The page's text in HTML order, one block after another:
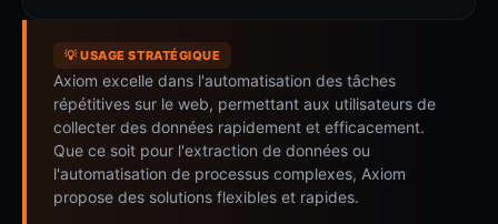
💡 USAGE STRATÉGIQUE
Axiom excelle dans l'automatisation des tâches
répétitives sur le web, permettant aux utilisateurs de
collecter des données rapidement et efficacement.
Que ce soit pour l'extraction de données ou
l'automatisation de processus complexes, Axiom
propose des solutions flexibles et rapides.